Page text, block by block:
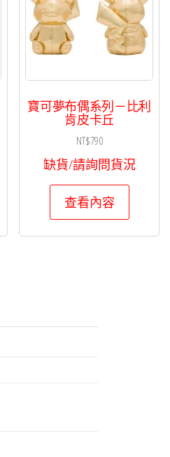
寶可夢布偶系列－比利
肯皮卡丘
NT$790
缺貨/請詢問貨況
查看內容